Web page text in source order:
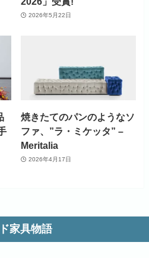
2026年5月22日
焼きたてのパンのようなソ
ファ、”ラ・ミケッタ” –
Meritalia
2026年4月17日
家具物語